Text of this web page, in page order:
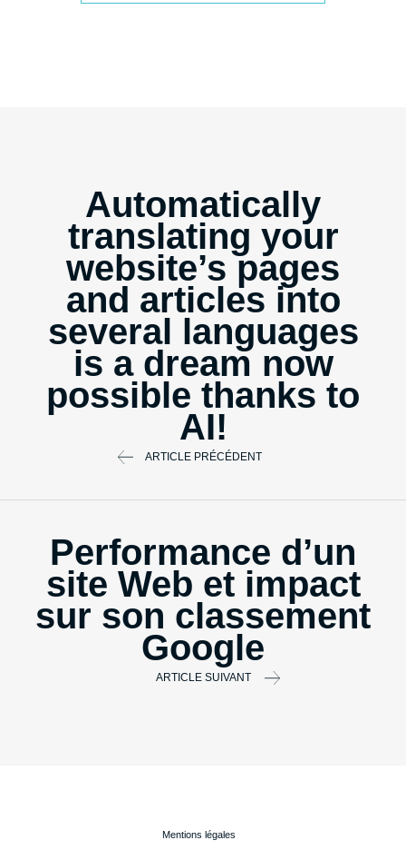
Automatically
translating your
website’s pages
and articles into
several languages
is a dream now
possible thanks to
AI!
ARTICLE PRÉCÉDENT
Performance d’un
site Web et impact
sur son classement
Google
ARTICLE SUIVANT
Mentions légales